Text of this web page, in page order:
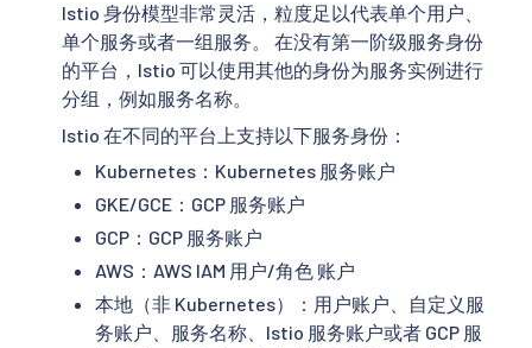
Istio 身份模型非常灵活，粒度足以代表单个用户、
单个服务或者一组服务。 在没有第一阶级服务身份
的平台，Istio 可以使用其他的身份为服务实例进行
分组，例如服务名称。
Istio 在不同的平台上支持以下服务身份：
Kubernetes：Kubernetes 服务账户
GKE/GCE：GCP 服务账户
GCP：GCP 服务账户
AWS：AWS IAM 用户/角色 账户
本地（非 Kubernetes）：用户账户、自定义服
务账户、服务名称、Istio 服务账户或者 GCP 服